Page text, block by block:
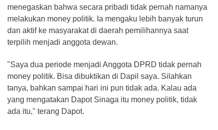
menegaskan bahwa secara pribadi tidak pernah namanya
melakukan money politik. Ia mengaku lebih banyak turun
dan aktif ke masyarakat di daerah pemilihannya saat
terpilih menjadi anggota dewan.
"Saya dua periode menjadi Anggota DPRD tidak pernah
money politik. Bisa dibuktikan di Dapil saya. Silahkan
tanya, bahkan sampai hari ini pun tidak ada. Kalau ada
yang mengatakan Dapot Sinaga itu money politik, tidak
ada itu," terang Dapot.